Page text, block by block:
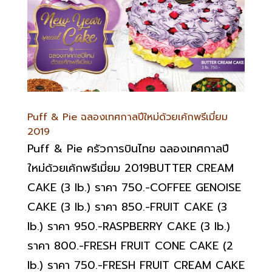
Puff & Pie ฉลองเทศกาลปีใหม่ด้วยเค้กพรีเมี่ยม
2019
Puff & Pie ครัวการบินไทย ฉลองเทศกาลปี
ใหม่ด้วยเค้กพรีเมี่ยม 2019BUTTER CREAM
CAKE (3 lb.) ราคา 750.-COFFEE GENOISE
CAKE (3 lb.) ราคา 850.-FRUIT CAKE (3
lb.) ราคา 950.-RASPBERRY CAKE (3 lb.)
ราคา 800.-FRESH FRUIT CONE CAKE (2
lb.) ราคา 750.-FRESH FRUIT CREAM CAKE